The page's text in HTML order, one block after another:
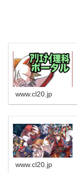
www.cl20.jp
www.cl20.jp